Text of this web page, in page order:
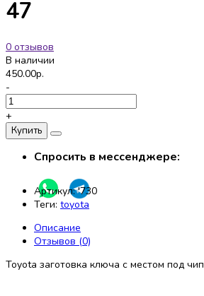
47
0 отзывов
В наличии
450.00р.
-
+
Купить
Спросить в мессенджере:
Артикул:'730
Теги: toyota
Описание
Отзывов (0)
Toyota заготовка ключа с местом под